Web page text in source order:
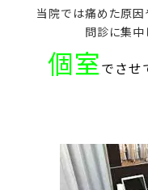
当院では痛めた原
問診に集
個室でさ